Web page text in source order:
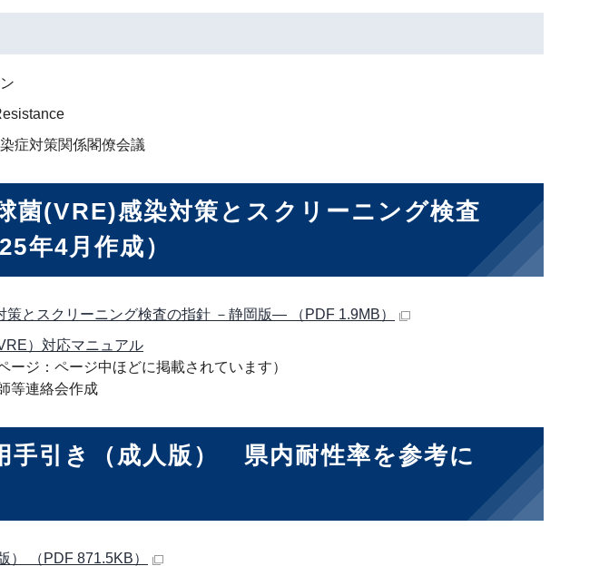
症対策関係閣僚会議
菌(VRE)感染対策とスクリーニング検査
年4月作成）
とスクリーニング検査の指針 －静岡版― （PDF 1.9MB）
）対応マニュアル
ージ：ページ中ほどに掲載されています）
等連絡会作成
手引き（成人版） 県内耐性率を参考に
） （PDF 871.5KB）